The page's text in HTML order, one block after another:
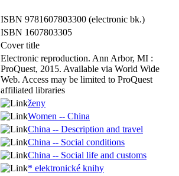
ISBN 9781607803300 (electronic bk.)
ISBN 1607803305
Cover title
Electronic reproduction. Ann Arbor, MI :
ProQuest, 2015. Available via World Wide
Web. Access may be limited to ProQuest
affiliated libraries
ženy
Women -- China
China -- Description and travel
China -- Social conditions
China -- Social life and customs
* elektronické knihy